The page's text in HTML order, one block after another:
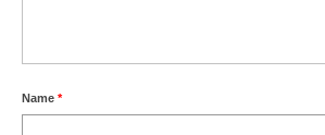
Name *